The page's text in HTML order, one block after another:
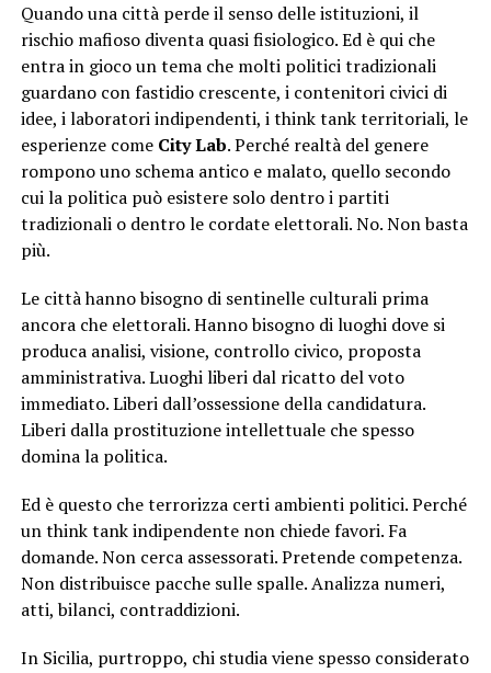
Quando una città perde il senso delle istituzioni, il
rischio mafioso diventa quasi fisiologico. Ed è qui che
entra in gioco un tema che molti politici tradizionali
guardano con fastidio crescente, i contenitori civici di
idee, i laboratori indipendenti, i think tank territoriali, le
esperienze come City Lab. Perché realtà del genere
rompono uno schema antico e malato, quello secondo
cui la politica può esistere solo dentro i partiti
tradizionali o dentro le cordate elettorali. No. Non basta
più.
Le città hanno bisogno di sentinelle culturali prima
ancora che elettorali. Hanno bisogno di luoghi dove si
produca analisi, visione, controllo civico, proposta
amministrativa. Luoghi liberi dal ricatto del voto
immediato. Liberi dall’ossessione della candidatura.
Liberi dalla prostituzione intellettuale che spesso
domina la politica.
Ed è questo che terrorizza certi ambienti politici. Perché
un think tank indipendente non chiede favori. Fa
domande. Non cerca assessorati. Pretende competenza.
Non distribuisce pacche sulle spalle. Analizza numeri,
atti, bilanci, contraddizioni.
In Sicilia, purtroppo, chi studia viene spesso considerato